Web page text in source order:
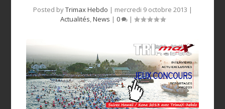
Posted byTrimax Hebdo | mercredi 9 octobre 2013 |
Actualités,News | 0 |